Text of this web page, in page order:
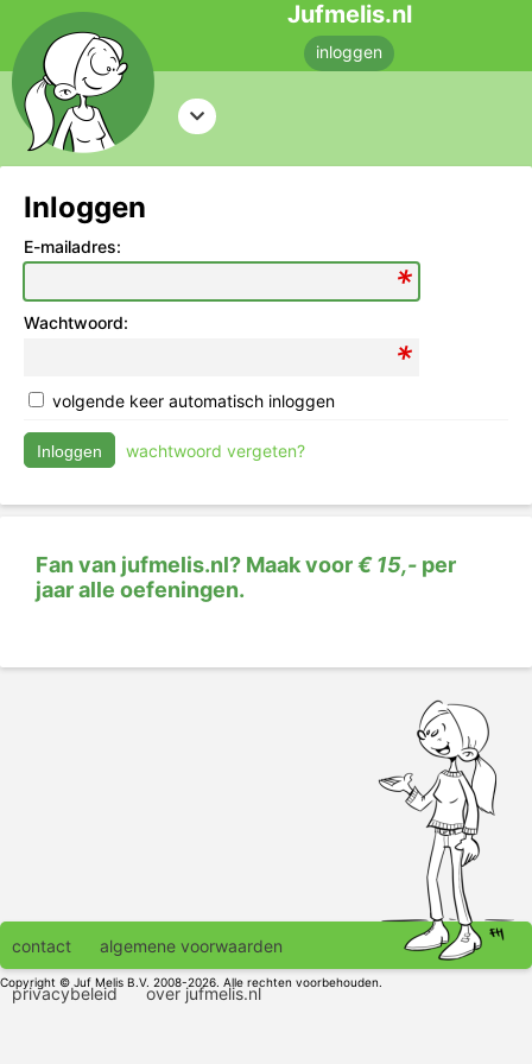
Jufmelis.nl
inloggen
Inloggen
E-mailadres:
Wachtwoord:
volgende keer automatisch inloggen
Inloggen wachtwoord vergeten?
Fan van jufmelis.nl? Maak voor€ 15,- per
jaar alle oefeningen.
contact algemene voorwaarden
privacybeleid over jufmelis.nl
Copyright © Juf Melis B.V. 2008-2026. Alle rechten voorbehouden.